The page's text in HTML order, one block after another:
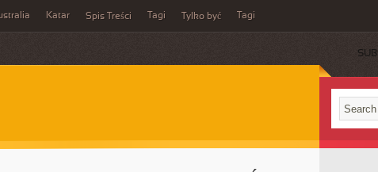
Katar Spis Treści Tagi Tylko być Tagi